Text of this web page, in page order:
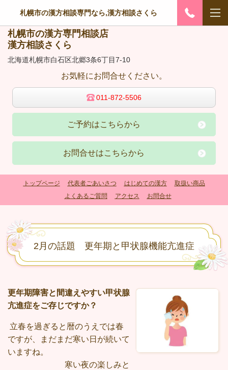
札幌市の漢方相談専門なら,漢方相談さくら
札幌市の漢方専門相談店
漢方相談さくら
北海道札幌市白石区北郷3条6丁目7-10
お気軽にお問合せください。
011-872-5506
ご予約はこちらから
お問合せはこちらから
トップページ 代表者ごあいさつ はじめての漢方
取扱い商品
よくあるご質問
アクセス お問合せ
2月の話題 更年期と甲状腺機能亢進症
更年期障害と間違えやすい甲状腺
亢進症をご存じですか？
立春を過ぎると暦のうえでは春
ですが、まだまだ寒い日が続いて
いますね。
寒い夜の楽しみと